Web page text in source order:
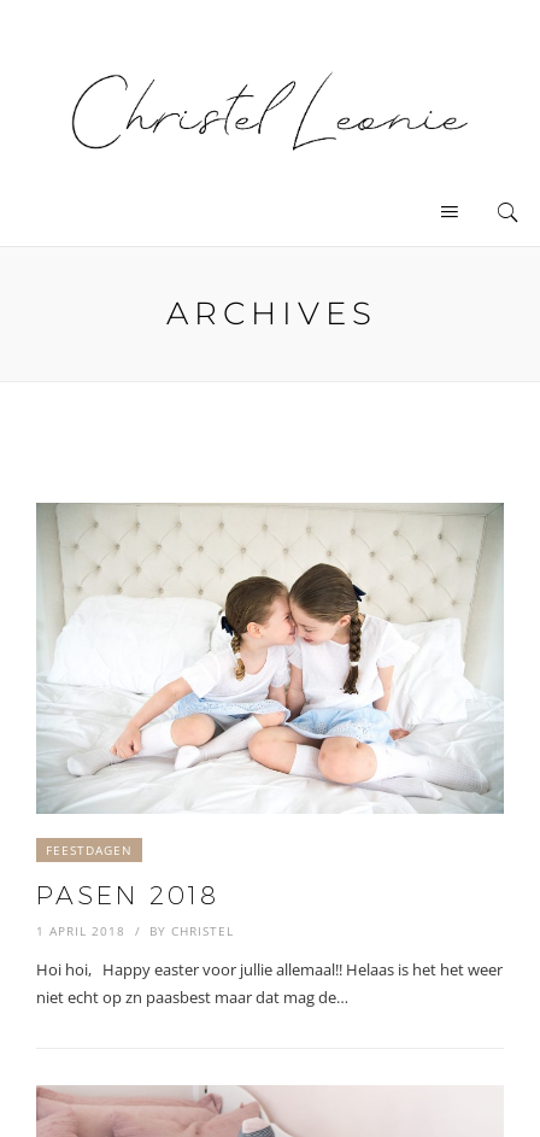
ARCHIVES
FEESTDAGEN
PASEN 2018
1 APRIL 2018 BY CHRISTEL
Hoi hoi, Happy easter voor jullie allemaal!! Helaas is het het weer
niet echt op zn paasbest maar dat mag de…